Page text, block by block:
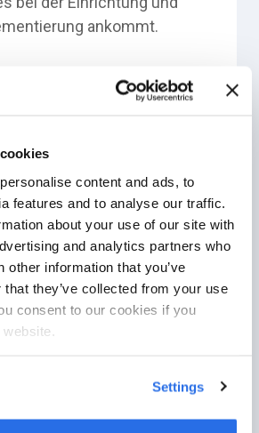
content and ads, to
features and to analyse our traffic.
about your use of our site with
and analytics partners who
other information that you’ve
they’ve collected from your use
consent to our cookies if you
Settings
ankommt.
Serverstandort
Ihre Daten nach DSGVO-
zertifizierten Dienstleistern
in Deutschland.